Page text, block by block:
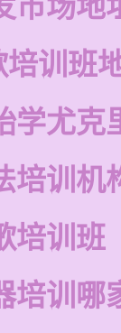
市场地
训班
学尤克
培训机
培训班
培训哪